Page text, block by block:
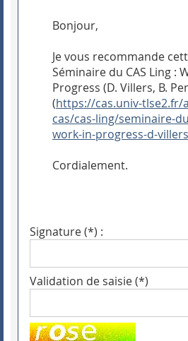
Bonjour,
Je vous recommande
Séminaire du CAS Ling :
Progress (D. Villers, B.
(https://cas.univ-tlse2.fr/
cas/cas-ling/seminaire-
work-in-progress-d-
Cordialement.
Signature (*) :
Validation de saisie (*)